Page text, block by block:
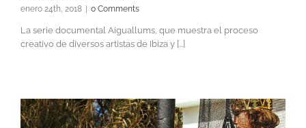
enero 24th, 2018 0 Comments
La serie documental Aiguallums, que muestra el proceso
creativo de diversos artistas de Ibiza y [...]